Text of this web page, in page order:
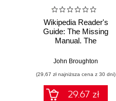
Wikipedia Reader's
Guide: The Missing
Manual. The
John Broughton
(29,67 zł najniższa cena z 30 dni)
29.67 zł